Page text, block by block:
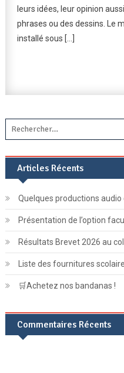
leurs idées, leur opinion
phrases ou des dessins. Le
installé sous […]
Articles Récents
Quelques productions audio
Présentation de l’option
Résultats Brevet 2026 au
Liste des fournitures
🛒Achetez nos bandanas !
Commentaires Récents